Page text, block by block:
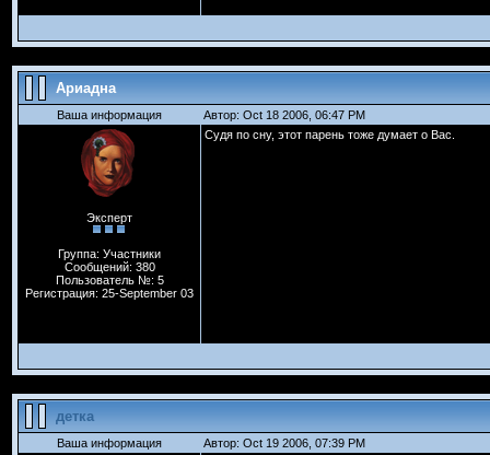
Ариадна
Ваша информация Автор: Oct 18 2006, 06:47 PM
Эксперт
Группа: Участники
Сообщений: 380
Пользователь №: 5
Регистрация: 25-September 03
Судя по сну, этот парень тоже думает о Вас.
детка
Ваша информация Автор: Oct 19 2006, 07:39 PM